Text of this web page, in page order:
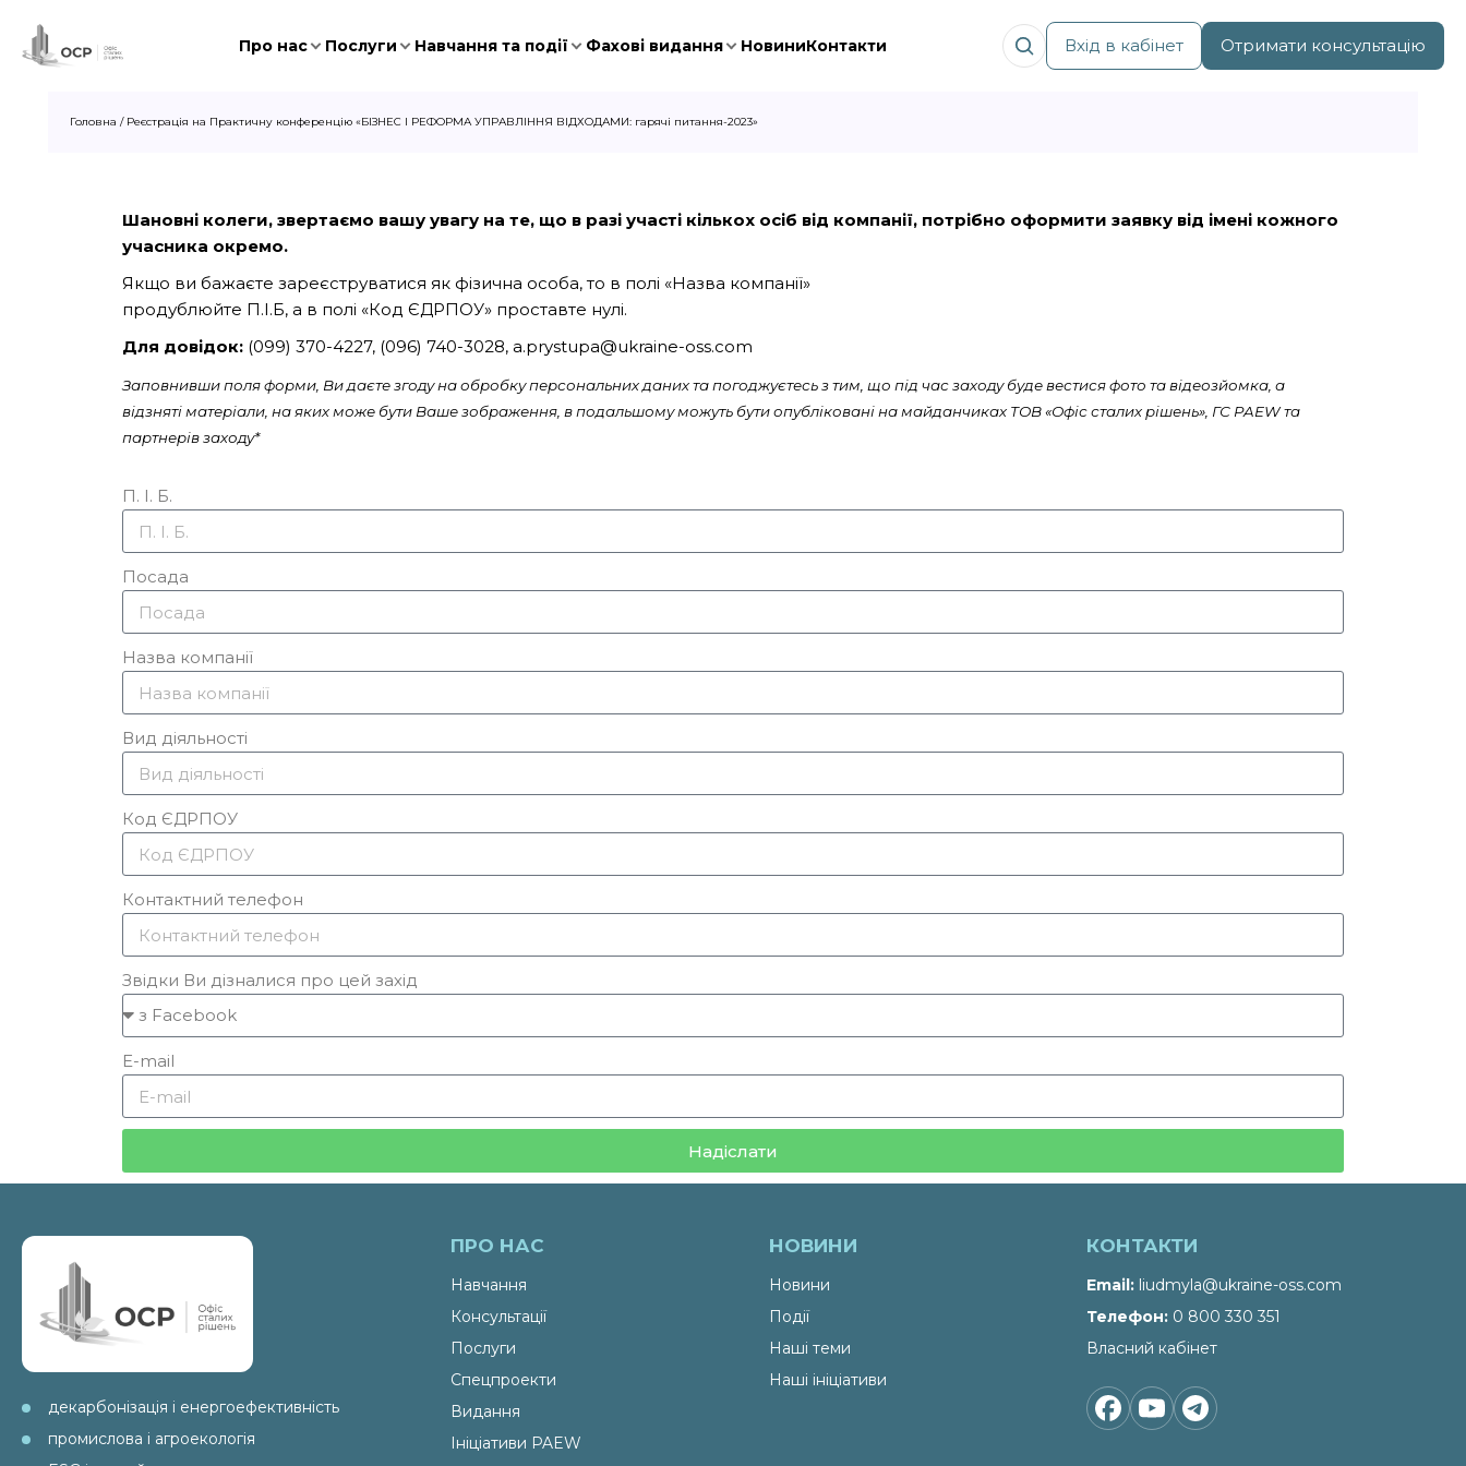
Про нас Послуги Навчання та події Фахові видання НовиниКонтакти Вхід в кабінет Отримати консультацію
Головна / Реєстрація на Практичну конференцію «БІЗНЕС І РЕФОРМА УПРАВЛІННЯ ВІДХОДАМИ: гарячі питання-2023»
Шановні колеги, звертаємо вашу увагу на те, що в разі участі кількох осіб від компанії, потрібно оформити заявку від імені кожного
учасника окремо.
Якщо ви бажаєте зареєструватися як фізична особа, то в полі «Назва компанії»
продублюйте П.І.Б, а в полі «Код ЄДРПОУ» проставте нулі.
Для довідок: (099) 370-4227, (096) 740-3028, a.prystupa@ukraine-oss.com
Заповнивши поля форми, Ви даєте згоду на обробку персональних даних та погоджуєтесь з тим, що під час заходу буде вестися фото та відеозйомка, а
відзняті матеріали, на яких може бути Ваше зображення, в подальшому можуть бути опубліковані на майданчиках ТОВ «Офіс сталих рішень», ГС PAEW та
партнерів заходу*
П. І. Б.
Посада
Назва компанії
Вид діяльності
Код ЄДРПОУ
Контактний телефон
Звідки Ви дізналися про цей захід
E-mail
Надіслати
декарбонізація і енергоефективність
промислова і агроекологія
ПРО НАС
Навчання
Консультації
Послуги
Спецпроекти
Видання
Ініціативи PAEW
НОВИНИ
Новини
Події
Наші теми
Наші ініціативи
КОНТАКТИ
Email liudmyla@ukraine-oss.com
Телефон 0 800 330 351
Власний кабінет